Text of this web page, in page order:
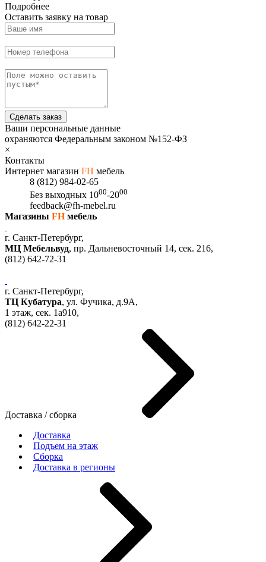
Подробнее
Оставить заявку на товар
Сделать заказ
Ваши персональные данные
охраняются Федеральным законом №152-ФЗ
×
Контакты
Интернет магазин FH мебель
8 (812) 984-02-65
Без выходных 1000-2000
feedback@fh-mebel.ru
Магазины FHмебель
г. Санкт-Петербург,
МЦ Мебельвуд, пр. Дальневосточный 14, сек. 216,
(812) 642-72-31
г. Санкт-Петербург,
ТЦ Кубатура, ул. Фучика, д.9А,
1 этаж, сек. 1a910,
(812) 642-22-31
Доставка / сборка
Доставка
Подъем на этаж
Сборка
Доставка в регионы